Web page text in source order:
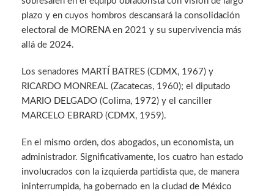
plazo y en cuyos hombros descansará la consolidación
electoral de MORENA en 2021 y su supervivencia más
allá de 2024.
Los senadores MARTÍ BATRES (CDMX, 1967) y
RICARDO MONREAL (Zacatecas, 1960); el diputado
MARIO DELGADO (Colima, 1972) y el canciller
MARCELO EBRARD (CDMX, 1959).
En el mismo orden, dos abogados, un economista, un
administrador. Significativamente, los cuatro han estado
involucrados con la izquierda partidista que, de manera
ininterrumpida, ha gobernado en la ciudad de México